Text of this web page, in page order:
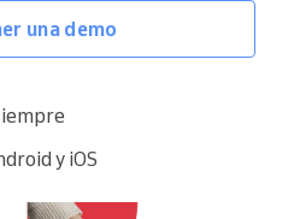
una demo
y iOS